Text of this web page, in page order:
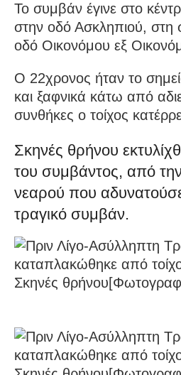
Το συμβάν έγινε στο
στην οδό Ασκληπιού, στη
οδό Οικονόμου εξ
Ο 22χρονος ήταν το
και ξαφνικά κάτω από
συνθήκες ο τοίχος
Σκηνές θρήνου
του συμβάντος, από
νεαρού που
τραγικό συμβάν.